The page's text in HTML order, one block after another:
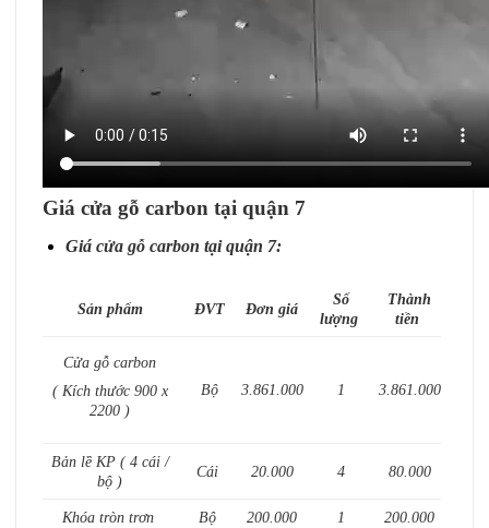
Giá cửa gỗ carbon tại quận 7
Giá cửa gỗ carbon tại quận 7:
Sản phẩm ĐVT Đơn giá
Số
lượng
Thành
tiền
Cửa gỗ carbon
( Kích thước 900 x
2200 )
Bộ 3.861.000 1 3.861.000
Bản lề KP ( 4 cái /
bộ )
Cái 20.000 4 80.000
Khóa tròn trơn Bộ 200.000 1 200.000